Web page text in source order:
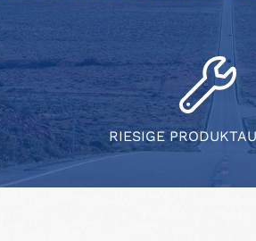
RIESIGE